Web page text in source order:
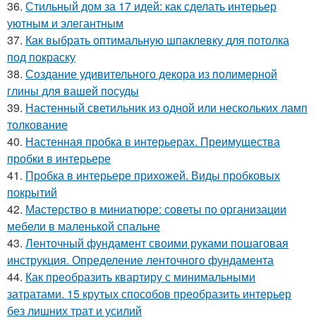
36. Стильный дом за 17 идей: как сделать интерьер
уютным и элегантным
37. Как выбрать оптимальную шпаклевку для потолка
под покраску
38. Создание удивительного декора из полимерной
глины для вашей посуды
39. Настенный светильник из одной или нескольких ламп
толкование
40. Настенная пробка в интерьерах. Преимущества
пробки в интерьере
41. Пробка в интерьере прихожей. Виды пробковых
покрытий
42. Мастерство в миниатюре: советы по организации
мебели в маленькой спальне
43. Ленточный фундамент своими руками пошаговая
инструкция. Определение ленточного фундамента
44. Как преобразить квартиру с минимальными
затратами. 15 крутых способов преобразить интерьер
без лишних трат и усилий